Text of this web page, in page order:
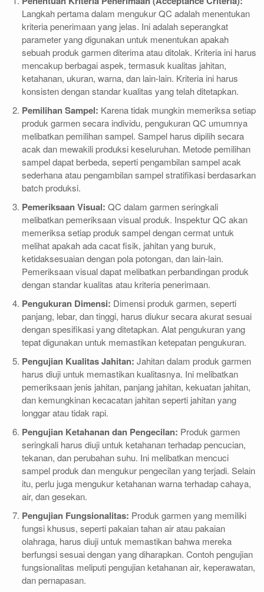
Langkah pertama dalam mengukur QC adalah menentukan
kriteria penerimaan yang jelas. Ini adalah seperangkat
parameter yang digunakan untuk menentukan apakah
sebuah produk garmen diterima atau ditolak. Kriteria ini harus
mencakup berbagai aspek, termasuk kualitas jahitan,
ketahanan, ukuran, warna, dan lain-lain. Kriteria ini harus
konsisten dengan standar kualitas yang telah ditetapkan.
Pemilihan Sampel: Karena tidak mungkin memeriksa setiap
produk garmen secara individu, pengukuran QC umumnya
melibatkan pemilihan sampel. Sampel harus dipilih secara
acak dan mewakili produksi keseluruhan. Metode pemilihan
sampel dapat berbeda, seperti pengambilan sampel acak
sederhana atau pengambilan sampel stratifikasi berdasarkan
batch produksi.
Pemeriksaan Visual: QC dalam garmen seringkali
melibatkan pemeriksaan visual produk. Inspektur QC akan
memeriksa setiap produk sampel dengan cermat untuk
melihat apakah ada cacat fisik, jahitan yang buruk,
ketidaksesuaian dengan pola potongan, dan lain-lain.
Pemeriksaan visual dapat melibatkan perbandingan produk
dengan standar kualitas atau kriteria penerimaan.
Pengukuran Dimensi: Dimensi produk garmen, seperti
panjang, lebar, dan tinggi, harus diukur secara akurat sesuai
dengan spesifikasi yang ditetapkan. Alat pengukuran yang
tepat digunakan untuk memastikan ketepatan pengukuran.
Pengujian Kualitas Jahitan: Jahitan dalam produk garmen
harus diuji untuk memastikan kualitasnya. Ini melibatkan
pemeriksaan jenis jahitan, panjang jahitan, kekuatan jahitan,
dan kemungkinan kecacatan jahitan seperti jahitan yang
longgar atau tidak rapi.
Pengujian Ketahanan dan Pengecilan: Produk garmen
seringkali harus diuji untuk ketahanan terhadap pencucian,
tekanan, dan perubahan suhu. Ini melibatkan mencuci
sampel produk dan mengukur pengecilan yang terjadi. Selain
itu, perlu juga mengukur ketahanan warna terhadap cahaya,
air, dan gesekan.
Pengujian Fungsionalitas: Produk garmen yang memiliki
fungsi khusus, seperti pakaian tahan air atau pakaian
olahraga, harus diuji untuk memastikan bahwa mereka
berfungsi sesuai dengan yang diharapkan. Contoh pengujian
fungsionalitas meliputi pengujian ketahanan air, keperawatan,
dan pernapasan.